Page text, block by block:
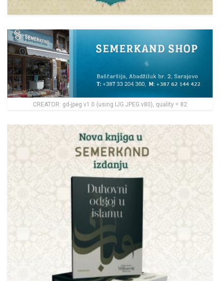
CREATOR: gd-jpeg v1.0 (using IJG JPEG v80), quality = 82